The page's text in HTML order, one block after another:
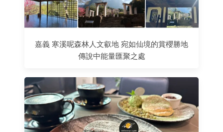
嘉義 寒溪呢森林人文叡地 宛如仙境的賞櫻勝地
傳說中能量匯聚之處